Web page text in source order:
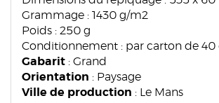
Grammage : 1430 g/m2
Poids : 250 g
Conditionnement : par carton de 40
Gabarit : Grand
Orientation : Paysage
Ville de production : Le Mans